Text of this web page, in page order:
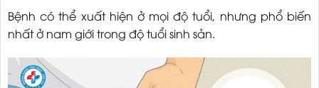
Bệnh có thể xuất hiện ở mọi độ tuổi, nhưng phổ biến
nhất ở nam giới trong độ tuổi sinh sản.